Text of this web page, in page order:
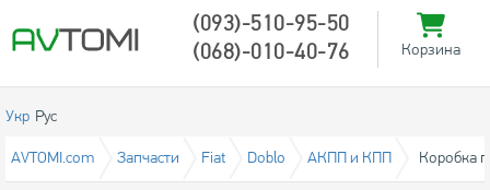
(093)-510-95-50
(068)-010-40-76
Корзина
Укр Рус
AVTOMI.com Запчасти Fiat Doblo АКПП и КПП Коробка